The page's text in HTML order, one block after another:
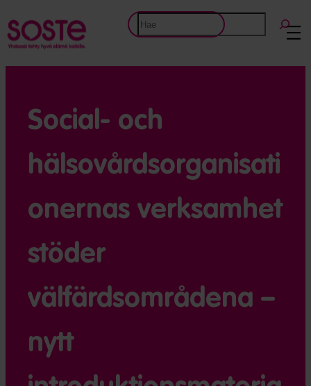
Etsi
Social- och
hälsovårdsorganisati
onernas verksamhet
stöder
välfärdsområdena –
nytt